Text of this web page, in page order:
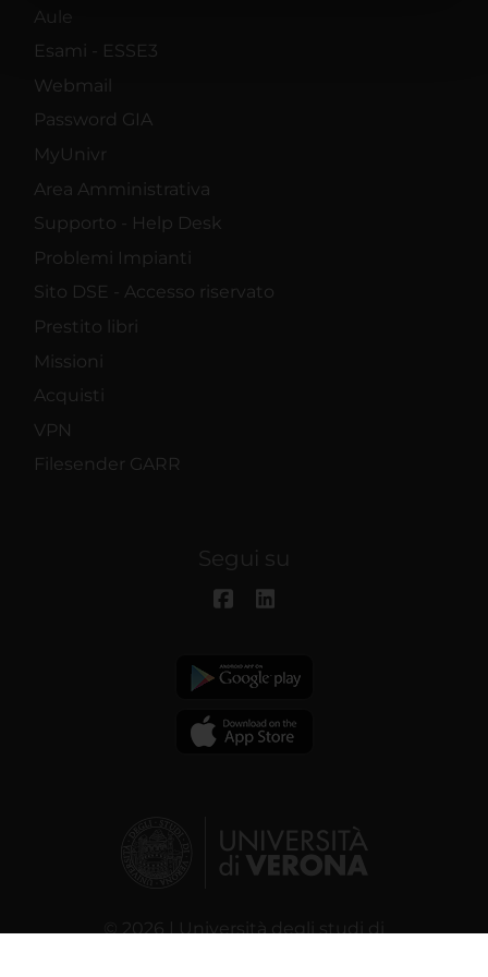
con altre informazioni che hai fornito loro o che hanno
raccolto dal tuo utilizzo dei loro servizi.
Aule
Esami - ESSE3
Webmail
Password GIA
MyUnivr
Area Amministrativa
Supporto - Help Desk
Problemi Impianti
Sito DSE - Accesso riservato
Prestito libri
Missioni
Acquisti
VPN
Filesender GARR
Segui su
© 2026 | Università degli studi di